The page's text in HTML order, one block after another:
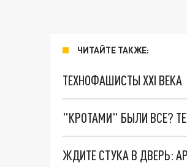
ЧИТАЙТЕ ТАКЖЕ:
ТЕХНОФАШИСТЫ XXI ВЕКА
"КРОТАМИ" БЫЛИ ВСЕ?